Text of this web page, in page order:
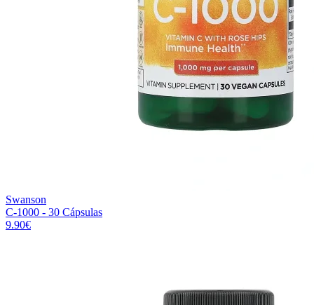
Swanson
C-1000 - 30 Cápsulas
9.90€